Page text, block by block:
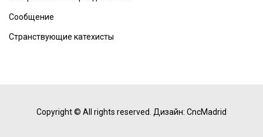
Сообщение
Странствующие катехисты
Copyright © All rights reserved. Дизайн: CncMadrid